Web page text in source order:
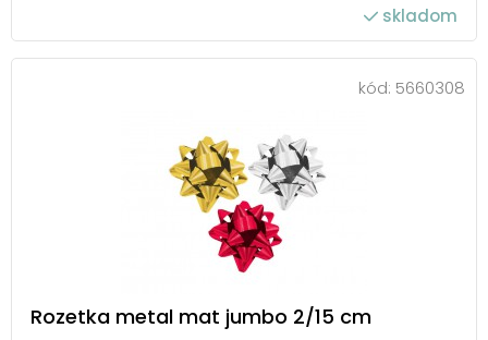
skladom
kód: 5660308
Rozetka metal mat jumbo 2/15 cm